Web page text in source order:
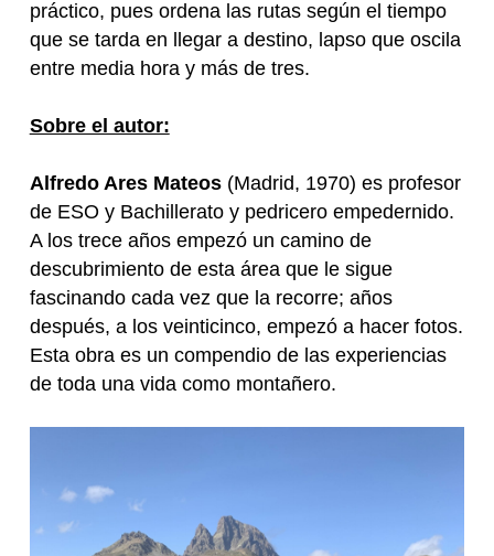
práctico, pues ordena las rutas según el tiempo
que se tarda en llegar a destino, lapso que oscila
entre media hora y más de tres.
Sobre el autor:
Alfredo Ares Mateos (Madrid, 1970) es profesor
de ESO y Bachillerato y pedricero empedernido.
A los trece años empezó un camino de
descubrimiento de esta área que le sigue
fascinando cada vez que la recorre; años
después, a los veinticinco, empezó a hacer fotos.
Esta obra es un compendio de las experiencias
de toda una vida como montañero.